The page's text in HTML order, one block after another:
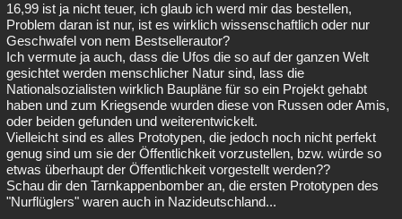
16,99 ist ja nicht teuer, ich glaub ich werd mir das bestellen,
Problem daran ist nur, ist es wirklich wissenschaftlich oder nur
Geschwafel von nem Bestsellerautor?
Ich vermute ja auch, dass die Ufos die so auf der ganzen Welt
gesichtet werden menschlicher Natur sind, lass die
Nationalsozialisten wirklich Baupläne für so ein Projekt gehabt
haben und zum Kriegsende wurden diese von Russen oder Amis,
oder beiden gefunden und weiterentwickelt.
Vielleicht sind es alles Prototypen, die jedoch noch nicht perfekt
genug sind um sie der Öffentlichkeit vorzustellen, bzw. würde so
etwas überhaupt der Öffentlichkeit vorgestellt werden??
Schau dir den Tarnkappenbomber an, die ersten Prototypen des
"Nurflüglers" waren auch in Nazideutschland...